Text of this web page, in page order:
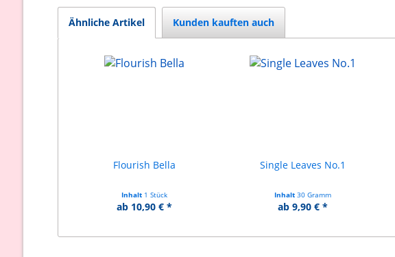
Ähnliche Artikel Kunden kauften auch
Flourish Bella
Inhalt 1 Stück
ab 10,90 € *
Single Leaves No.1
Inhalt 30 Gramm
ab 9,90 € *